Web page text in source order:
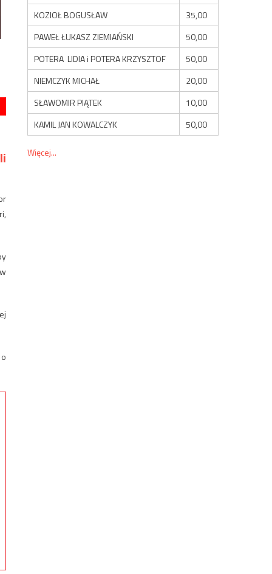
KOZIOŁ BOGUSŁAW
35,00
PAWEŁ ŁUKASZ ZIEMIAŃSKI
50,00
POTERA LIDIA i POTERA KRZYSZTOF
50,00
NIEMCZYK MICHAŁ
20,00
SŁAWOMIR PIĄTEK
10,00
KAMIL JAN KOWALCZYK
50,00
Więcej...